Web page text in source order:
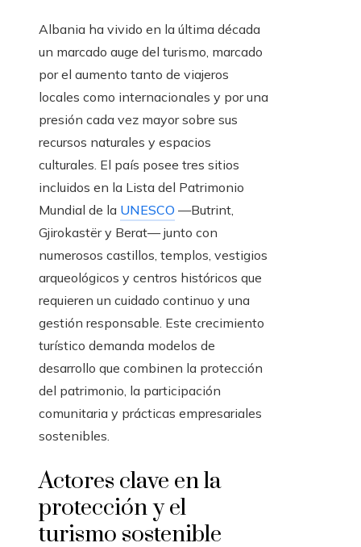
Albania ha vivido en la última década
un marcado auge del turismo, marcado
por el aumento tanto de viajeros
locales como internacionales y por una
presión cada vez mayor sobre sus
recursos naturales y espacios
culturales. El país posee tres sitios
incluidos en la Lista del Patrimonio
Mundial de la UNESCO —Butrint,
Gjirokastër y Berat— junto con
numerosos castillos, templos, vestigios
arqueológicos y centros históricos que
requieren un cuidado continuo y una
gestión responsable. Este crecimiento
turístico demanda modelos de
desarrollo que combinen la protección
del patrimonio, la participación
comunitaria y prácticas empresariales
sostenibles.
Actores clave en la
protección y el
turismo sostenible